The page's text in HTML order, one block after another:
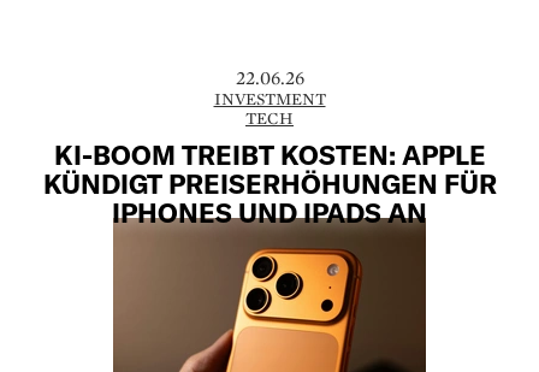
22.06.26
INVESTMENT
TECH
KI-BOOM TREIBT KOSTEN: APPLE
KÜNDIGT PREISERHÖHUNGEN FÜR
IPHONES UND IPADS AN